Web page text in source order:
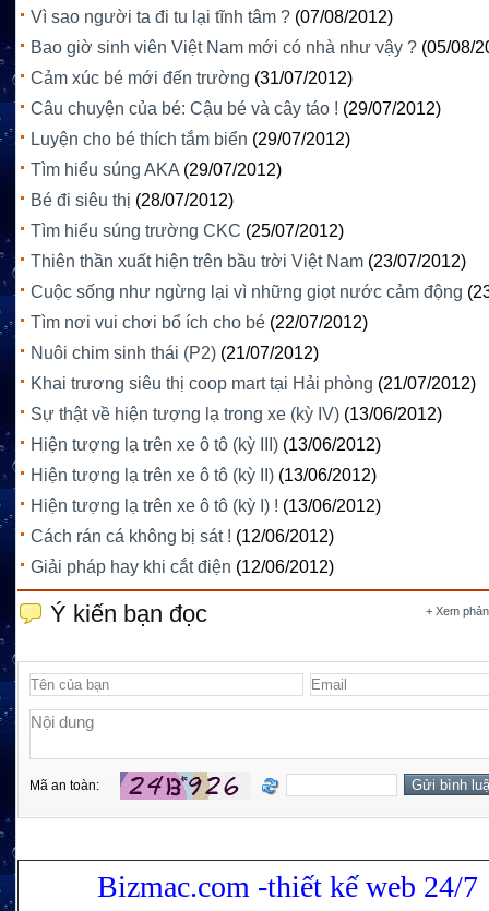
Vì sao người ta đi tu lại tĩnh tâm ? (07/08/2012)
Bao giờ sinh viên Việt Nam mới có nhà như vậy ? (05/08/
Cảm xúc bé mới đến trường (31/07/2012)
Câu chuyện của bé: Cậu bé và cây táo ! (29/07/2012)
Luyện cho bé thích tắm biển (29/07/2012)
Tìm hiểu súng AKA (29/07/2012)
Bé đi siêu thị (28/07/2012)
Tìm hiểu súng trường CKC (25/07/2012)
Thiên thần xuất hiện trên bầu trời Việt Nam (23/07/2012)
Cuộc sống như ngừng lại vì những giọt nước cảm động
Tìm nơi vui chơi bổ ích cho bé (22/07/2012)
Nuôi chim sinh thái (P2) (21/07/2012)
Khai trương siêu thị coop mart tại Hải phòng (21/07/2012)
Sự thật về hiện tượng lạ trong xe (kỳ IV) (13/06/2012)
Hiện tượng lạ trên xe ô tô (kỳ III) (13/06/2012)
Hiện tượng lạ trên xe ô tô (kỳ II) (13/06/2012)
Hiện tượng lạ trên xe ô tô (kỳ I) ! (13/06/2012)
Cách rán cá không bị sát ! (12/06/2012)
Giải pháp hay khi cắt điện (12/06/2012)
+ Xem
Ý kiến bạn đọc
Mã an toàn:
Bizmac.com -thiết kế web 24/7